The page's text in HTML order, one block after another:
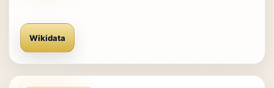
Wikidata